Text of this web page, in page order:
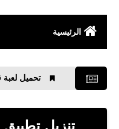
الرئيسية
تحميل لعبة قارينا
تنزيل تطبيق